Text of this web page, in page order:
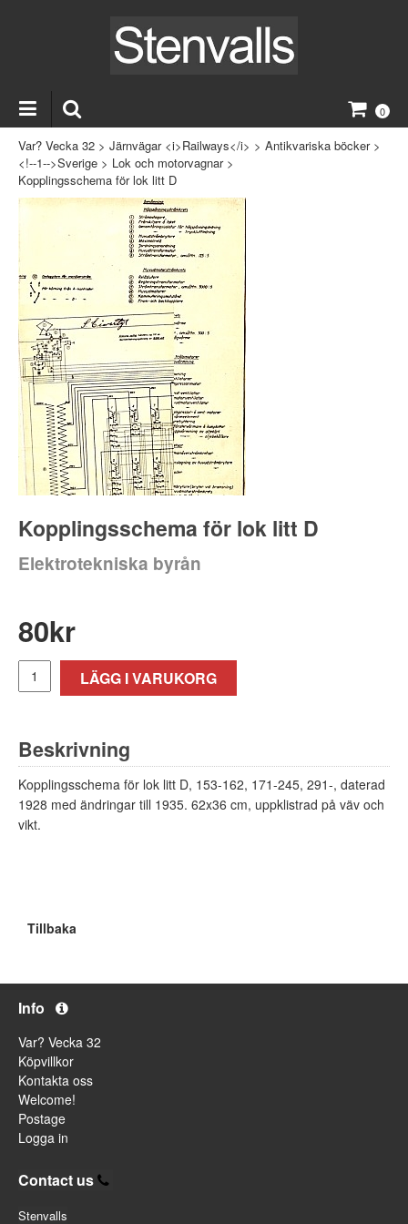
0
Var? Vecka 32 > Järnvägar <i>Railways</i> > Antikvariska böcker>
<!--1-->Sverige > Lok och motorvagnar>
Kopplingsschema för lok litt D
Kopplingsschema för lok litt D
Elektrotekniska byrån
80kr
LÄGG I VARUKORG
Beskrivning
Kopplingsschema för lok litt D, 153-162, 171-245, 291-, daterad
1928 med ändringar till 1935. 62x36 cm, uppklistrad på väv och
vikt.
Tillbaka
Info
Var? Vecka 32
Köpvillkor
Kontakta oss
Welcome!
Postage
Logga in
Contact us
Stenvalls